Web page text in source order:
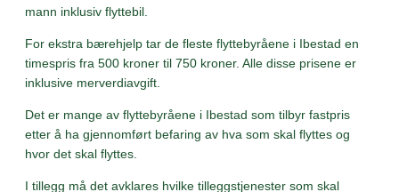
mann inklusiv flyttebil.
For ekstra bærehjelp tar de fleste flyttebyråene i Ibestad en
timespris fra 500 kroner til 750 kroner. Alle disse prisene er
inklusive merverdiavgift.
Det er mange av flyttebyråene i Ibestad som tilbyr fastpris
etter å ha gjennomført befaring av hva som skal flyttes og
hvor det skal flyttes.
I tillegg må det avklares hvilke tilleggstjenester som skal